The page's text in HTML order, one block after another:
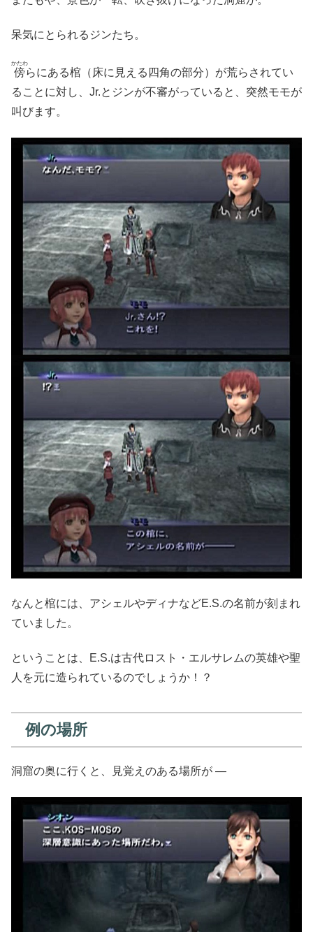
呆気にとられるジンたち。
傍
かたわ
らにある棺（床に見える四角の部分）が荒らされてい
ることに対し、Jr.とジンが不審がっていると、突然モモが
叫びます。
なんと棺には、アシェルやディナなどE.S.の名前が刻まれ
ていました。
ということは、E.S.は古代ロスト・エルサレムの英雄や聖
人を元に造られているのでしょうか！？
例の場所
洞窟の奥に行くと、見覚えのある場所が ―